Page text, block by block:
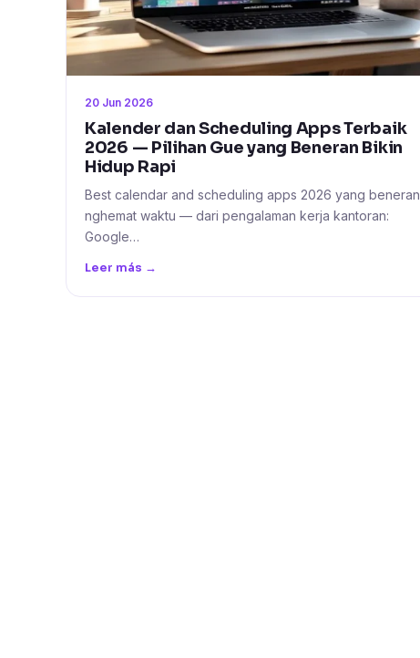
20 Jun 2026
Kalender dan Scheduling Apps Terbaik
2026 — Pilihan Gue yang Beneran Bikin
Hidup Rapi
Best calendar and scheduling apps 2026 yang beneran
nghemat waktu — dari pengalaman kerja kantoran:
Google…
Leer más →